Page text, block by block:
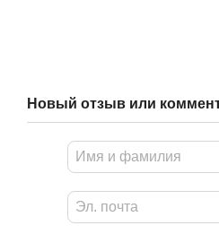
Новый отзыв или